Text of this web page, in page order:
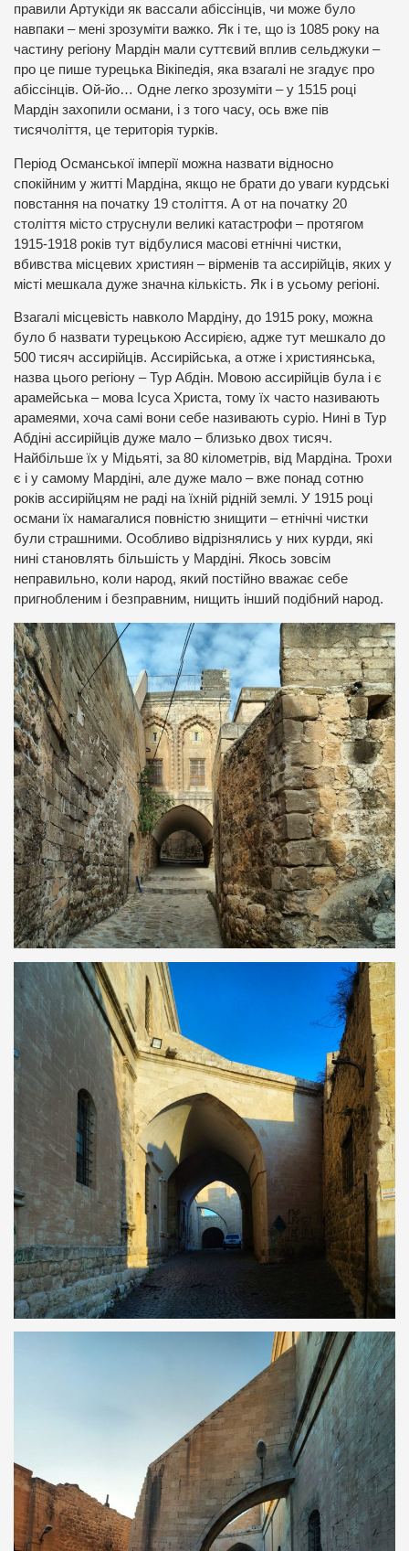
правили Артукіди як вассали абіссінців, чи може було
навпаки – мені зрозуміти важко. Як і те, що із 1085 року на
частину регіону Мардін мали суттєвий вплив сельджуки –
про це пише турецька Вікіпедія, яка взагалі не згадує про
абіссінців. Ой-йо… Одне легко зрозуміти – у 1515 році
Мардін захопили османи, і з того часу, ось вже пів
тисячоліття, це територія турків.
Період Османської імперії можна назвати відносно
спокійним у житті Мардіна, якщо не брати до уваги курдські
повстання на початку 19 століття. А от на початку 20
століття місто струснули великі катастрофи – протягом
1915-1918 років тут відбулися масові етнічні чистки,
вбивства місцевих християн – вірменів та ассирійців, яких у
місті мешкала дуже значна кількість. Як і в усьому регіоні.
Взагалі місцевість навколо Мардіну, до 1915 року, можна
було б назвати турецькою Ассирією, адже тут мешкало до
500 тисяч ассирійців. Ассирійська, а отже і християнська,
назва цього регіону – Тур Абдін. Мовою ассирійців була і є
арамейська – мова Ісуса Христа, тому їх часто називають
арамеями, хоча самі вони себе називають суріо. Нині в Тур
Абдіні ассирійців дуже мало – близько двох тисяч.
Найбільше їх у Мідьяті, за 80 кілометрів, від Мардіна. Трохи
є і у самому Мардіні, але дуже мало – вже понад сотню
років ассирійцям не раді на їхній рідній землі. У 1915 році
османи їх намагалися повністю знищити – етнічні чистки
були страшними. Особливо відрізнялись у них курди, які
нині становлять більшість у Мардіні. Якось зовсім
неправильно, коли народ, який постійно вважає себе
пригнобленим і безправним, нищить інший подібний народ.